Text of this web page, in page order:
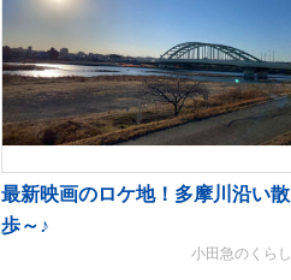
最新映画のロケ地！多摩川沿い散
歩～♪
小田急のくらし